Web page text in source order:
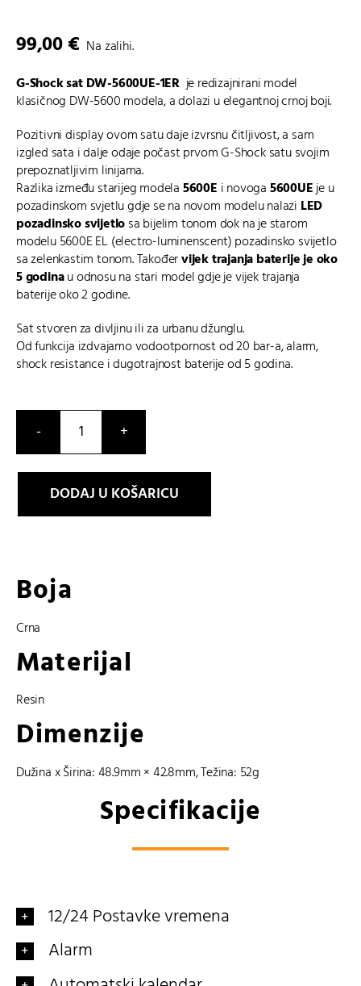
99,00€ Na zalihi.
G-Shock sat DW-5600UE-1ER je redizajnirani model
klasičnog DW-5600 modela, a dolazi u elegantnoj crnoj boji.
Pozitivni display ovom satu daje izvrsnu čitljivost, a sam
izgled sata i dalje odaje počast prvom G-Shock satu svojim
prepoznatljivim linijama.
Razlika između starijeg modela5600E i novoga5600UEje u
pozadinskom svjetlu gdje se na novom modelu nalazi LED
pozadinsko svijetlosa bijelim tonom dok na je starom
modelu 5600E EL (electro-luminenscent) pozadinsko svijetlo
sa zelenkastim tonom. Takođervijek trajanja baterije je oko
5 godinau odnosu na stari model gdje je vijek trajanja
baterije oko 2 godine.
Sat stvoren za divljinu ili za urbanu džunglu.
Od funkcija izdvajamo vodootpornost od 20 bar-a, alarm,
shock resistance i dugotrajnost baterije od 5 godina.
DW-
5600UE-
1ER
količina
DODAJ U KOŠARICU
Boja
Crna
Materijal
Resin
Dimenzije
Dužina x Širina: 48.9mm × 42.8mm, Težina: 52g
Specifikacije
12/24 Postavke vremena
Alarm